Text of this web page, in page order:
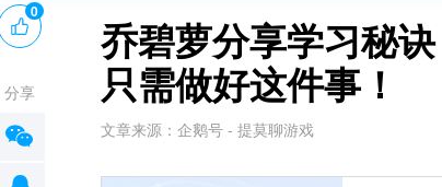
乔碧萝分享学习秘
只需做好这件事！
文章来源： 企鹅号 - 提莫聊游戏
0
分享